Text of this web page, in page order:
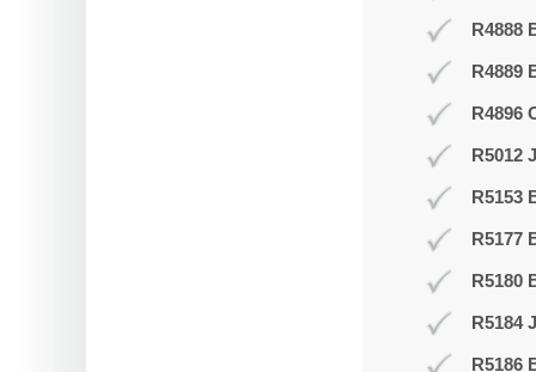
R4888
R4889
R4896
R5012
R5153
R5177
R5180
R5184
R5186